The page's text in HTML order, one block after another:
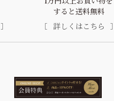
すると送料無料
詳しくはこちら